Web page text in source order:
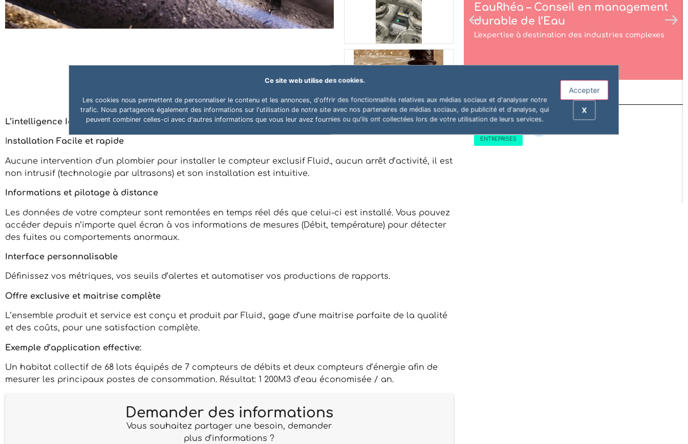
Ce site web utilise des cookies.
Les cookies nous permettent de personnaliser le contenu et les annonces, d'offrir des fonctionnalités relatives aux médias sociaux et d'analyser notre
trafic. Nous partageons également des informations sur l'utilisation de notre site avec nos partenaires de médias sociaux, de publicité et d'analyse, qui
peuvent combiner celles-ci avec d'autres informations que vous leur avez fournies ou qu'ils ont collectées lors de votre utilisation de leurs services.
Accepter
X
L’intelligence IoT au service de l’économie d’eau !
Installation Facile et rapide
Aucune intervention d’un plombier pour installer le compteur exclusif Fluid., aucun arrêt d’activité, il est
non intrusif (technologie par ultrasons) et son installation est intuitive.
Informations et pilotage à distance
Les données de votre compteur sont remontées en temps réel dés que celui-ci est installé. Vous pouvez
accéder depuis n’importe quel écran à vos informations de mesures (Débit, température) pour détecter
des fuites ou comportements anormaux.
Interface personnalisable
Définissez vos métriques, vos seuils d’alertes et automatiser vos productions de rapports.
Offre exclusive et maitrise complète
L’ensemble produit et service est conçu et produit par Fluid., gage d’une maitrise parfaite de la qualité
et des coûts, pour une satisfaction complète.
Exemple d’application effective:
Un habitat collectif de 68 lots équipés de 7 compteurs de débits et deux compteurs d’énergie afin de
mesurer les principaux postes de consommation. Résultat: 1 200M3 d’eau économisée / an.
Demander des informations
Vous souhaitez partager une besoin, demander
plus d’informations ?
EauRhéa – Conseil en management
durable de l’Eau
L'expertise à destination des industries complexes
COLLECTIVITÉS
ENTREPRISES